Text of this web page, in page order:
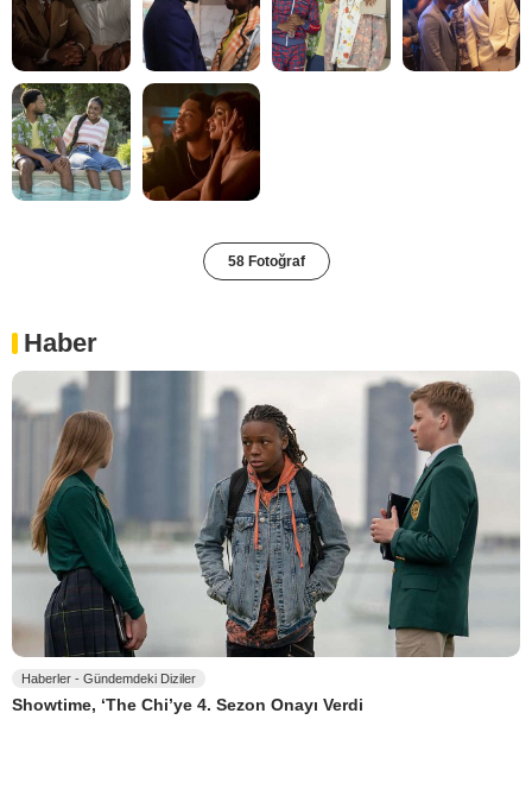
58 Fotoğraf
Haber
Haberler - Gündemdeki Diziler
Showtime, ‘The Chi’ye 4. Sezon Onayı Verdi